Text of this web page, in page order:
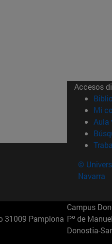
Accesos
Mi
Aula
©
Navarra
31009 Pamplona
Campus
Pº de
Donostia-